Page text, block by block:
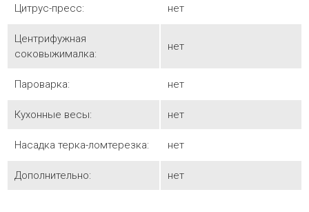
Цитрус-пресс: нет
Центрифужная
соковыжималка:
нет
Пароварка: нет
Кухонные весы: нет
Насадка терка-ломтерезка: нет
Дополнительно: нет